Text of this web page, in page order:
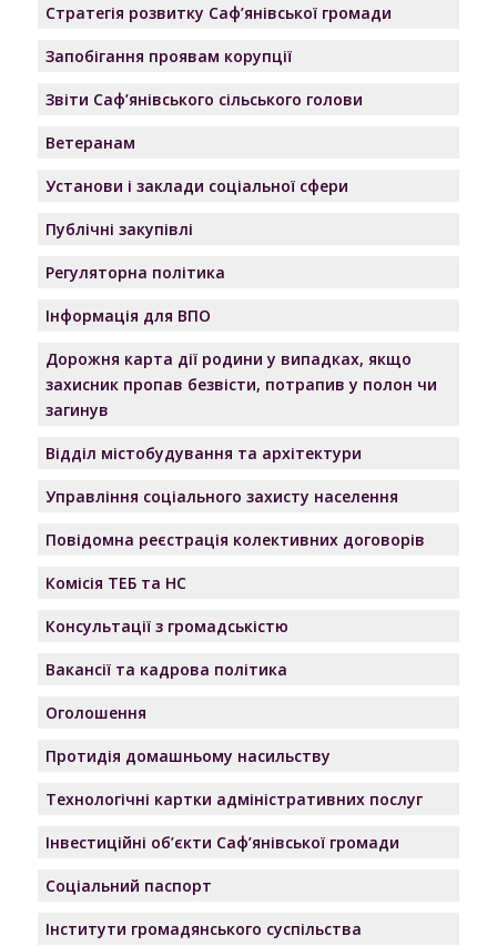
Стратегія розвитку Саф’янівської громади
Запобігання проявам корупції
Звіти Саф’янівського сільського голови
Ветеранам
Установи і заклади соціальної сфери
Публічні закупівлі
Регуляторна політика
Інформація для ВПО
Дорожня карта дії родини у випадках, якщо
захисник пропав безвісти, потрапив у полон чи
загинув
Відділ містобудування та архітектури
Управління соціального захисту населення
Повідомна реєстрація колективних договорів
Комісія ТЕБ та НС
Консультації з громадськістю
Вакансії та кадрова політика
Оголошення
Протидія домашньому насильству
Технологічні картки адміністративних послуг
Інвестиційні об’єкти Саф’янівської громади
Соціальний паспорт
Інститути громадянського суспільства